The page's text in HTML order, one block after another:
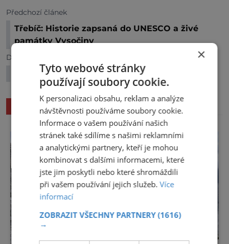
Předchozí článek
Třebíč: Historie zapsaná do UNESCO a živé
památky Vysočiny
Další článek
Štěpánovice: Kolik životů má nezdolná tvrz?
SOUVISEJÍCÍ ČLÁNKY
×
Tyto webové stránky
používají soubory cookie.
K personalizaci obsahu, reklam a analýze
návštěvnosti používáme soubory cookie.
Informace o vašem používání našich
stránek také sdílíme s našimi reklamními
a analytickými partnery, kteří je mohou
kombinovat s dalšími informacemi, které
jste jim poskytli nebo které shromáždili
při vašem používání jejich služeb.Více
informací
ZOBRAZIT VŠECHNY PARTNERY(1616)
→